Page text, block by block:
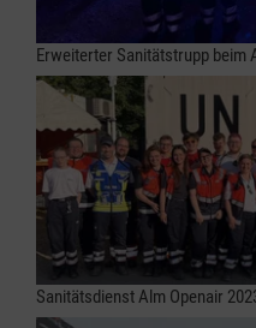
Erweiterter Sanitätstrupp beim
Sanitätsdienst Alm Openair